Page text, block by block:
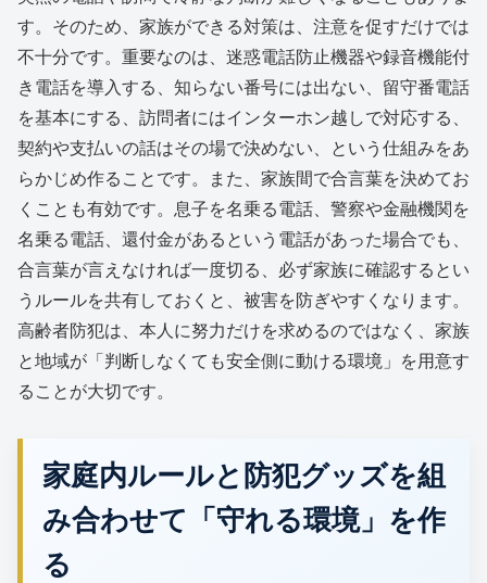
す。そのため、家族ができる対策は、注意を促すだけでは
不十分です。重要なのは、迷惑電話防止機器や録音機能付
き電話を導入する、知らない番号には出ない、留守番電話
を基本にする、訪問者にはインターホン越しで対応する、
契約や支払いの話はその場で決めない、という仕組みをあ
らかじめ作ることです。また、家族間で合言葉を決めてお
くことも有効です。息子を名乗る電話、警察や金融機関を
名乗る電話、還付金があるという電話があった場合でも、
合言葉が言えなければ一度切る、必ず家族に確認するとい
うルールを共有しておくと、被害を防ぎやすくなります。
高齢者防犯は、本人に努力だけを求めるのではなく、家族
と地域が「判断しなくても安全側に動ける環境」を用意す
ることが大切です。
家庭内ルールと防犯グッズを組
み合わせて「守れる環境」を作
る